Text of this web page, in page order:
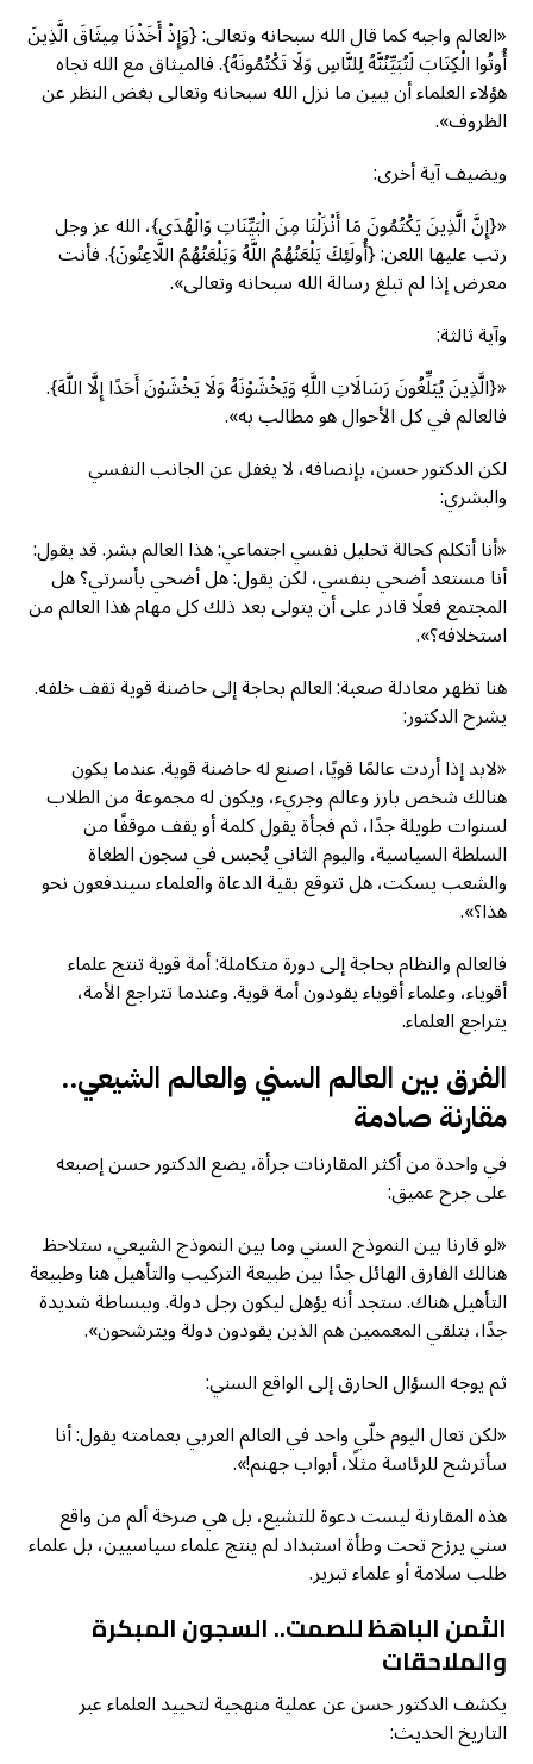
«العالم واجبه كما قال الله سبحانه وتعالى: {وَإِذْ أَخَذْنَا مِيثَاقَ الَّذِينَ
أُوتُوا الْكِتَابَ لَتُبَيِّنُنَّهُ لِلنَّاسِ وَلَا تَكْتُمُونَهُ}. فالميثاق مع الله تجاه
هؤلاء العلماء أن يبين ما نزل الله سبحانه وتعالى بغض النظر عن
الظروف».
ويضيف آية أخرى:
«{إِنَّ الَّذِينَ يَكْتُمُونَ مَا أَنْزَلْنَا مِنَ الْبَيِّنَاتِ وَالْهُدَى}، الله عز وجل
رتب عليها اللعن: {أُولَئِكَ يَلْعَنُهُمُ اللَّهُ وَيَلْعَنُهُمُ اللَّاعِنُونَ}. فأنت
معرض إذا لم تبلغ رسالة الله سبحانه وتعالى».
وآية ثالثة:
«{الَّذِينَ يُبَلِّغُونَ رَسَالَاتِ اللَّهِ وَيَخْشَوْنَهُ وَلَا يَخْشَوْنَ أَحَدًا إِلَّا اللَّهَ}.
فالعالم في كل الأحوال هو مطالب به».
لكن الدكتور حسن، بإنصافه، لا يغفل عن الجانب النفسي
والبشري:
«أنا أتكلم كحالة تحليل نفسي اجتماعي: هذا العالم بشر. قد يقول:
أنا مستعد أضحي بنفسي، لكن يقول: هل أضحي بأسرتي؟ هل
المجتمع فعلًا قادر على أن يتولى بعد ذلك كل مهام هذا العالم من
استخلافه؟».
هنا تظهر معادلة صعبة: العالم بحاجة إلى حاضنة قوية تقف خلفه.
يشرح الدكتور:
«لابد إذا أردت عالمًا قويًا، اصنع له حاضنة قوية. عندما يكون
هنالك شخص بارز وعالم وجريء، ويكون له مجموعة من الطلاب
لسنوات طويلة جدًا، ثم فجأة يقول كلمة أو يقف موقفًا من
السلطة السياسية، واليوم الثاني يُحبس في سجون الطغاة
والشعب يسكت، هل تتوقع بقية الدعاة والعلماء سيندفعون نحو
هذا؟».
فالعالم والنظام بحاجة إلى دورة متكاملة: أمة قوية تنتج علماء
أقوياء، وعلماء أقوياء يقودون أمة قوية. وعندما تتراجع الأمة،
يتراجع العلماء.
الفرق بين العالم السني والعالم الشيعي..
مقارنة صادمة
في واحدة من أكثر المقارنات جرأة، يضع الدكتور حسن إصبعه
على جرح عميق:
«لو قارنا بين النموذج السني وما بين النموذج الشيعي، ستلاحظ
هنالك الفارق الهائل جدًا بين طبيعة التركيب والتأهيل هنا وطبيعة
التأهيل هناك. ستجد أنه يؤهل ليكون رجل دولة. وببساطة شديدة
جدًا، بتلقي المعممين هم الذين يقودون دولة ويترشحون».
ثم يوجه السؤال الحارق إلى الواقع السني:
«لكن تعال اليوم خلّي واحد في العالم العربي بعمامته يقول: أنا
سأترشح للرئاسة مثلًا، أبواب جهنم!».
هذه المقارنة ليست دعوة للتشيع، بل هي صرخة ألم من واقع
سني يرزح تحت وطأة استبداد لم ينتج علماء سياسيين، بل علماء
طلب سلامة أو علماء تبرير.
الثمن الباهظ للصمت.. السجون المبكرة
والملاحقات
يكشف الدكتور حسن عن عملية منهجية لتحييد العلماء عبر
التاريخ الحديث: